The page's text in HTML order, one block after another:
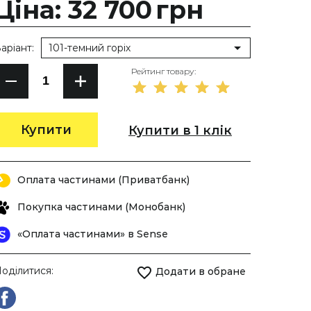
32 700 грн
Купити
101-темний горіх
Рейтинг товару:
Купити в 1 клік
Оплата частинами (Приватбанк)
Покупка частинами (Монобанк)
«Оплата частинами» в Sense
Додати в обране